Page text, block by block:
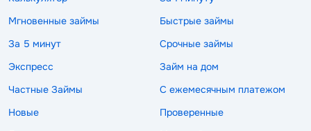
Мгновенные займы
Быстрые займы
За 5 минут
Срочные займы
Экспресс
Займ на дом
Частные Займы
С ежемесячным платежом
Новые
Проверенные